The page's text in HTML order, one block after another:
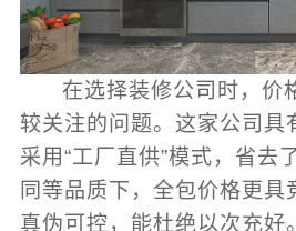
在选择装修公司时，价
较关注的问题。这家公司具
采用“工厂直供”模式，省去
同等品质下，全包价格更具
真伪可控，能杜绝以次充好